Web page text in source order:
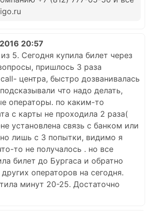
20:57
5. Сегодня купила билет через
пришлось 3 раза
центра, быстро дозванивалась
что надо делать,
операторы. по каким-то
с карты не проходила 2 раза(
установлена связь с банком или
лишь с 3 попытки, видимо я
то не получалось . но все
билет до Бургаса и обратно
операторов на сегодня.
минут 20-25. Достаточно